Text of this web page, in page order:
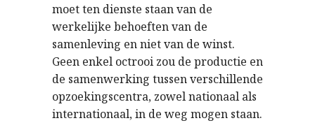
moet ten dienste staan van de
werkelijke behoeften van de
samenleving en niet van de winst.
Geen enkel octrooi zou de productie en
de samenwerking tussen verschillende
opzoekingscentra, zowel nationaal als
internationaal, in de weg mogen staan.